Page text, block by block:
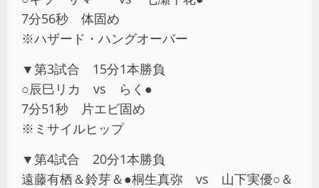
7分56秒 体固め
※ハザード・ハングオーバー
▼第3試合 15分1本勝負
○辰巳リカ vs らく●
7分51秒 片エビ固め
※ミサイルヒップ
▼第4試合 20分1本勝負
遠藤有栖＆鈴芽＆●桐生真弥 vs 山下実優○＆